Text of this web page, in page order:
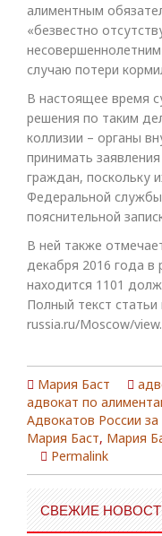
алиментным
«безвестно
случаю потери
В настоящее время
решения по таким
коллизии – органы
принимать
граждан, поскольку
Федеральной службы
пояснительной
В ней также
декабря 2016 года в
находится 1101
Полный текст
russia.ru/Moscow/
Мария Баст
адвокат по
Адвокатов России
Мария Баст, Мария
Permalink
СВЕЖИЕ